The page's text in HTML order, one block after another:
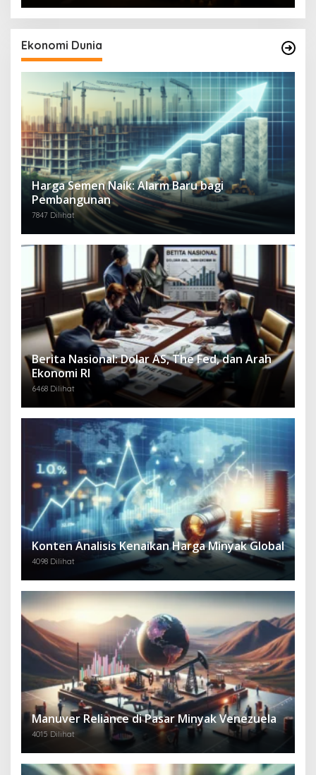
Ekonomi Dunia
Harga Semen Naik: Alarm Baru bagi
Pembangunan
7847 Dilihat
Berita Nasional: Dolar AS, The Fed, dan Arah
Ekonomi RI
6468 Dilihat
Konten Analisis Kenaikan Harga Minyak Global
4098 Dilihat
Manuver Reliance di Pasar Minyak Venezuela
4015 Dilihat